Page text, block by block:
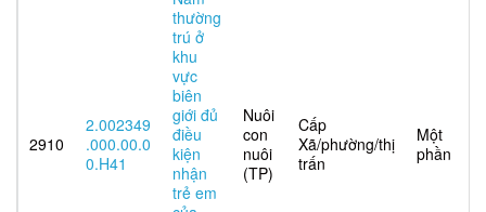
2910
2.002349
.000.00.0
0.H41
thường
trú ở
khu
vực
biên
giới đủ
điều
kiện
nhận
trẻ em
Nuôi
con
nuôi
(TP)
Cấp
Xã/phường/thị
trấn
Một
phần